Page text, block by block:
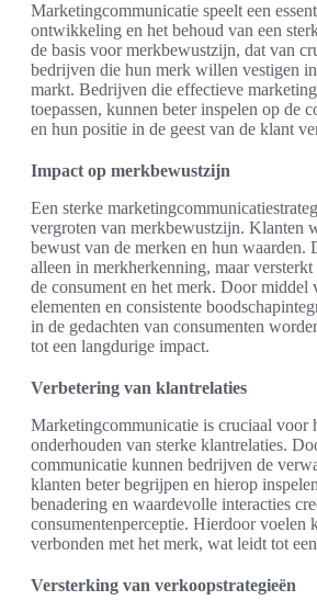
Marketingcommunicatie speelt een
ontwikkeling en het behoud van een
de basis voor merkbewustzijn, dat van
bedrijven die hun merk willen vestigen
markt. Bedrijven die effectieve
toepassen, kunnen beter inspelen op de
en hun positie in de geest van de klant
Impact op merkbewustzijn
Een sterke
vergroten van merkbewustzijn. Klanten
bewust van de merken en hun waarden.
alleen in merkherkenning, maar versterkt
de consument en het merk. Door middel
elementen en consistente
in de gedachten van consumenten
tot een langdurige impact.
Verbetering van klantrelaties
Marketingcommunicatie is cruciaal voor
onderhouden van sterke klantrelaties.
communicatie kunnen bedrijven de
klanten beter begrijpen en hierop
benadering en waardevolle interacties
consumentenperceptie. Hierdoor voelen
verbonden met het merk, wat leidt tot
Versterking van verkoopstrategieën